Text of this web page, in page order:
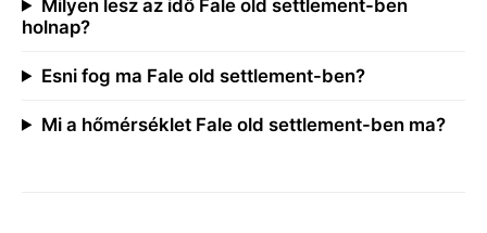
Milyen lesz az idő Fale old settlement-ben
holnap?
Esni fog ma Fale old settlement-ben?
Mi a hőmérséklet Fale old settlement-ben ma?